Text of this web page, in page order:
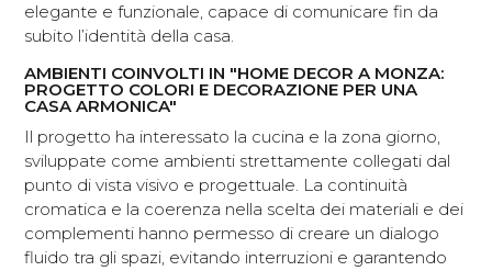
elegante e funzionale, capace di comunicare fin da
subito l’identità della casa.
AMBIENTI COINVOLTI IN "HOME DECOR A MONZA:
PROGETTO COLORI E DECORAZIONE PER UNA
CASA ARMONICA"
Il progetto ha interessato la cucina e la zona giorno,
sviluppate come ambienti strettamente collegati dal
punto di vista visivo e progettuale. La continuità
cromatica e la coerenza nella scelta dei materiali e dei
complementi hanno permesso di creare un dialogo
fluido tra gli spazi, evitando interruzioni e garantendo